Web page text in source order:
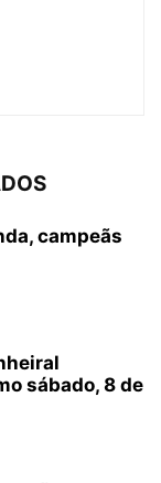
campeãs
sábado, 8 de